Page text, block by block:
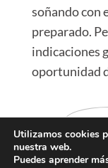
soñando con
preparado.
indicaciones
oportunidad
Cookies
Utilizamos cookies
nuestra web.
Puedes aprender